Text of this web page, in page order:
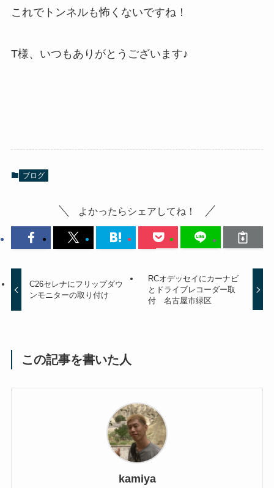
これでトンネルも怖くないですね！
T様、いつもありがとうございます♪
ブログ
よかったらシェアしてね！
C26セレナにフリップダウ
ンモニターの取り付け
RCオデッセイにカーナビ
とドライブレコーダー取
付 名古屋市緑区
この記事を書いた人
kamiya